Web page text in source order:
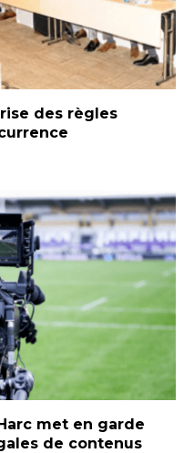
des règles
met en garde
de contenus